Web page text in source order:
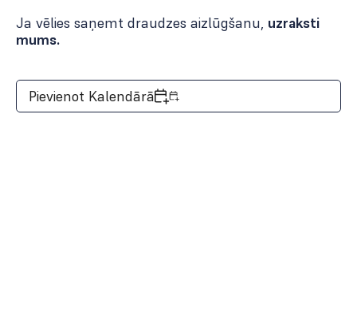
Ja vēlies saņemt draudzes aizlūgšanu, uzraksti
mums.
Pievienot Kalendārā